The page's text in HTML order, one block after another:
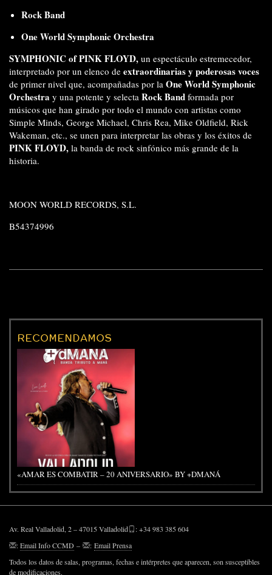
Rock Band
One World Symphonic Orchestra
SYMPHONIC of PINK FLOYD, un espectáculo estremecedor,
interpretado por un elenco de extraordinarias y poderosas voces
de primer nivel que, acompañadas por la One World Symphonic
Orchestra y una potente y selecta Rock Band formada por
músicos que han girado por todo el mundo con artistas como
Simple Minds, George Michael, Chris Rea, Mike Oldfield, Rick
Wakeman, etc., se unen para interpretar las obras y los éxitos de
PINK FLOYD, la banda de rock sinfónico más grande de la
historia.
MOON WORLD RECORDS, S.L.
B54374996
RECOMENDAMOS
«AMAR ES COMBATIR – 20 ANIVERSARIO» BY +DMANÁ
Av. Real Valladolid, 2 – 47015 Valladolid
: +34 983 385 604
:Email Info CCMD – : Email Prensa
Todos los datos de salas, programas, fechas e intérpretes que aparecen, son susceptibles
de modificaciones.